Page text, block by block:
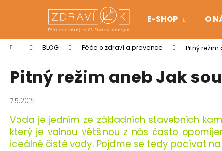
E-SHOP O
Domů BLOG Péče o zdraví a prevence Pitný
Pitný režim aneb Jak
7.5.2019
Voda je jedním ze základních stavebních
který je valnou většinou z nás často
ideálně čisté vody. Pojďme se tedy podívat
í
Zpět
do
obchodu
Zpět
do
obchodu